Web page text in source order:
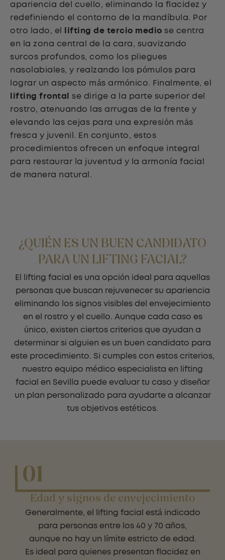
apariencia del cuello, eliminando la flacidez y
redefiniendo el contorno de la mandíbula. Por
otro lado, el
lifting de tercio medio se centra
en la zona central de la cara, suavizando
surcos profundos, como los pliegues
nasolabiales, y realzando los pómulos para
lograr un aspecto más armónico. Finalmente, el
lifting frontal
se dirige a la parte superior del
rostro, atenuando las arrugas de la frente y
elevando las cejas para una expresión más
fresca y juvenil. En conjunto, estos
procedimientos ofrecen un enfoque integral
para restaurar la juventud y la armonía facial
de manera natural.
¿QUIÉN ES UN BUEN CANDIDATO
PARA UN LIFTING FACIAL?
El lifting facial es una opción ideal para aquellas
personas que buscan rejuvenecer su apariencia
eliminando los signos visibles del envejecimiento
en el rostro y el cuello. Aunque cada caso es
único, existen ciertos criterios que ayudan a
determinar si alguien es un buen candidato para
este procedimiento. Si cumples con estos criterios,
nuestro equipo médico especialista en lifting
facial en Sevilla puede evaluar tu caso y diseñar
un plan personalizado para ayudarte a alcanzar
tus objetivos estéticos.
01
Edad y signos de envejecimiento
Generalmente, el lifting facial está indicado
para personas entre los 40 y 70 años,
aunque no hay un límite estricto de edad.
Es ideal para quienes presentan flacidez en